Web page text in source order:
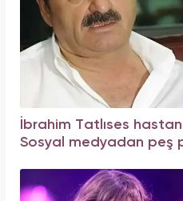
İbrahim Tatlıses
Sosyal medyadan peş